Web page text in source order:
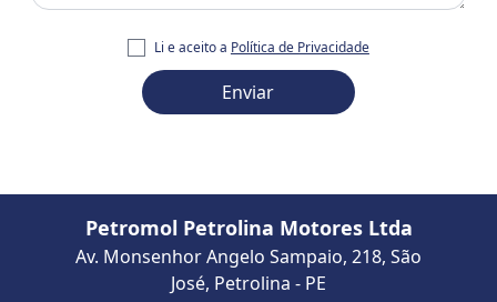
Li e aceito a Política de Privacidade
Enviar
Petromol Petrolina Motores Ltda
Av. Monsenhor Angelo Sampaio, 218, São
José, Petrolina - PE